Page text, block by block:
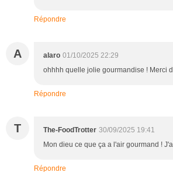
Répondre
A alaro 01/10/2025 22:29
ohhhh quelle jolie gourmandise ! Merci
Répondre
T The-FoodTrotter 30/09/2025 19:41
Mon dieu ce que ça a l'air gourmand !
Répondre